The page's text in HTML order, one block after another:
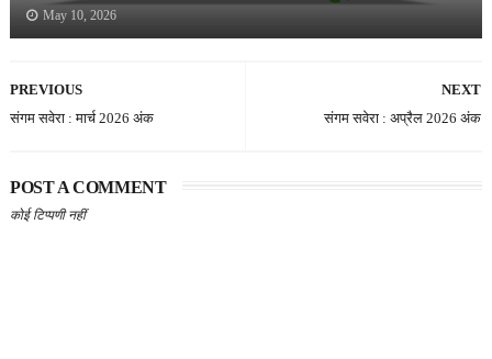
May 10, 2026
NEXT
संगम सवेरा : अप्रैल 2026 अंक
PREVIOUS
संगम सवेरा : मार्च 2026 अंक
POST A COMMENT
कोई टिप्पणी नहीं